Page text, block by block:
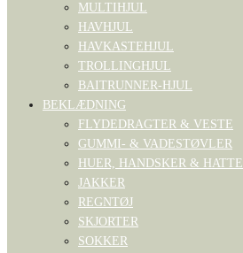
MULTIHJUL
HAVHJUL
HAVKASTEHJUL
TROLLINGHJUL
BAITRUNNER-HJUL
BEKLÆDNING
FLYDEDRAGTER & VESTE
GUMMI- & VADESTØVLER
HUER, HANDSKER & HATTE
JAKKER
REGNTØJ
SKJORTER
SOKKER